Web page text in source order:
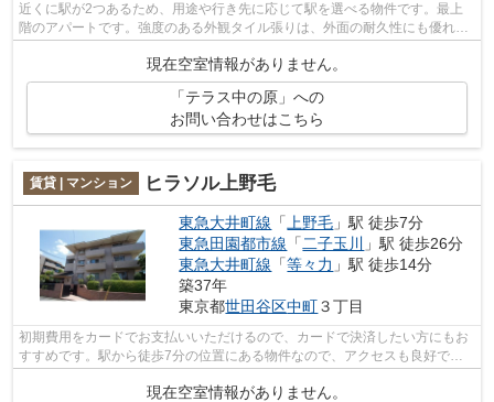
近くに駅が2つあるため、用途や行き先に応じて駅を選べる物件です。最上
階のアパートです。強度のある外観タイル張りは、外面の耐久性にも優れま
現在空室情報がありません。
「テラス中の原」への
お問い合わせはこちら
賃貸 | マンション ヒラソル上野毛
東急大井町線 「上野毛 」駅 徒歩7分
東急田園都市線 「二子玉川
」駅 徒歩26分
東急大井町線 「等々力 」駅 徒歩14分
築37年
東京都世田谷区中町３丁目
初期費用をカードでお支払いいただけるので、カードで決済したい方にもお
すすめです。駅から徒歩7分の位置にある物件なので、アクセスも良好で
す。敷地内ごみ置き場は、毎日のごみ捨て...
現在空室情報がありません。